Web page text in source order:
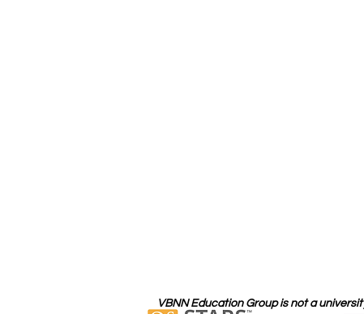
VBNN Education Group is not a